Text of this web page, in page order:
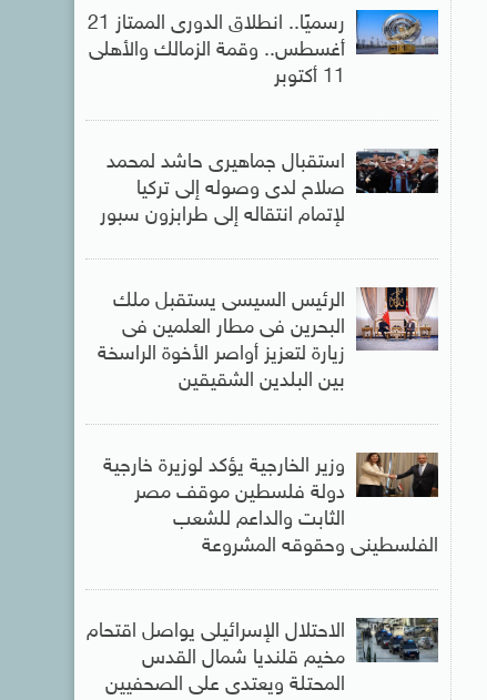
رسميًا.. انطلاق الدورى الممتاز 21
أغسطس.. وقمة الزمالك والأهلى
11 أكتوبر
استقبال جماهيرى حاشد لمحمد
صلاح لدى وصوله إلى تركيا
لإتمام انتقاله إلى طرابزون سبور
الرئيس السيسى يستقبل ملك
البحرين فى مطار العلمين فى
زيارة لتعزيز أواصر الأخوة الراسخة
بين البلدين الشقيقين
وزير الخارجية يؤكد لوزيرة خارجية
دولة فلسطين موقف مصر
الثابت والداعم للشعب
الفلسطينى وحقوقه المشروعة
الاحتلال الإسرائيلى يواصل اقتحام
مخيم قلنديا شمال القدس
المحتلة ويعتدى على الصحفيين